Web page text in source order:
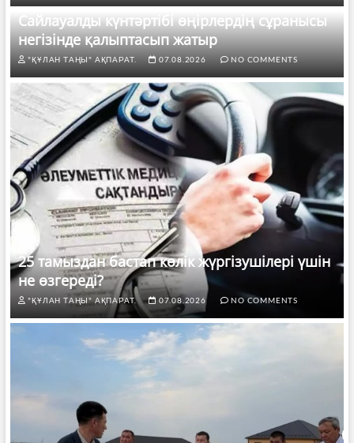
Сайлауалды күнтәртібі өңірлердің сұранысы
негізінде қалыптасып жатыр
"ҚҰЛАН ТАҢЫ" АҚПАРАТ. 07.08.2026 NO COMMENTS
25 тамыздан бастап көлік жүргізушілері үшін
не өзгереді?
"ҚҰЛАН ТАҢЫ" АҚПАРАТ. 07.08.2026 NO COMMENTS